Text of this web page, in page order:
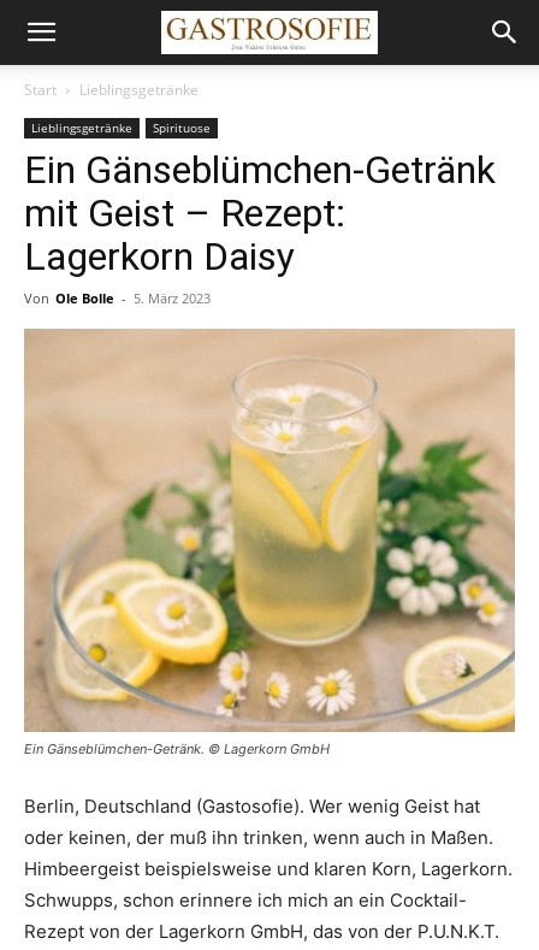
Start Lieblingsgetränke
Lieblingsgetränke Spirituose
Ein Gänseblümchen-Getränk
mit Geist – Rezept:
Lagerkorn Daisy
Von Ole Bolle - 5. März 2023
Ein Gänseblümchen-Getränk. © Lagerkorn GmbH
Berlin, Deutschland (Gastosofie). Wer wenig Geist hat
oder keinen, der muß ihn trinken, wenn auch in Maßen.
Himbeergeist beispielsweise und klaren Korn, Lagerkorn.
Schwupps, schon erinnere ich mich an ein Cocktail-
Rezept von der Lagerkorn GmbH, das von der P.U.N.K.T.